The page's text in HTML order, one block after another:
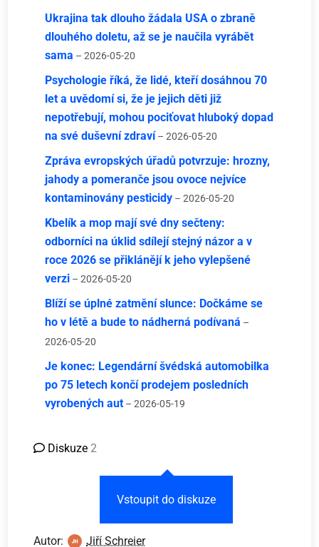
Ukrajina tak dlouho žádala USA o zbraně
dlouhého doletu, až se je naučila vyrábět
sama – 2026-05-20
Psychologie říká, že lidé, kteří dosáhnou 70
let a uvědomí si, že je jejich děti již
nepotřebují, mohou pociťovat hluboký dopad
na své duševní zdraví – 2026-05-20
Zpráva evropských úřadů potvrzuje: hrozny,
jahody a pomeranče jsou ovoce nejvíce
kontaminovány pesticidy – 2026-05-20
Kbelík a mop mají své dny sečteny:
odborníci na úklid sdílejí stejný názor a v
roce 2026 se přiklánějí k jeho vylepšené
verzi – 2026-05-20
Blíží se úplné zatmění slunce: Dočkáme se
ho v létě a bude to nádherná podívaná –
2026-05-20
Je konec: Legendární švédská automobilka
po 75 letech končí prodejem posledních
vyrobených aut – 2026-05-19
Diskuze2
Vstoupit do diskuze
Autor: Jiří Schreier